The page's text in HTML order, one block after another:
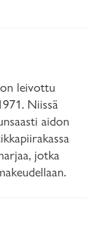
leivottu
Niissä
aidon
jotka